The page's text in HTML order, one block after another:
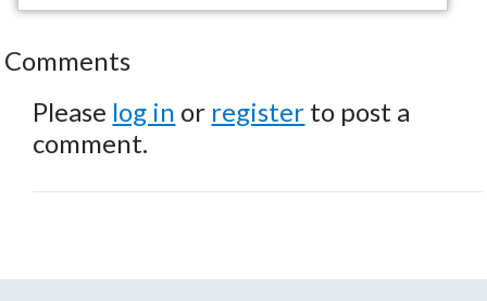
Comments
Please log in or register to post a
comment.